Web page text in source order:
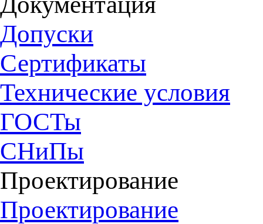
Допуски
Сертификаты
Технические условия
ГОСТы
СНиПы
Проектирование
Проектирование